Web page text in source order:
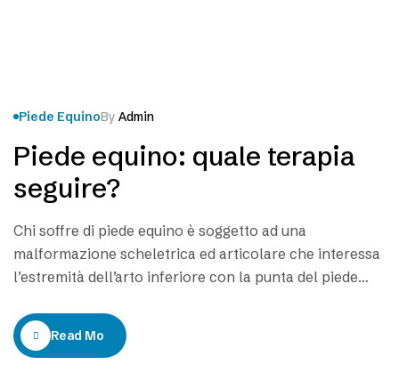
Piede EquinoBy Admin
Piede equino: quale terapia
seguire?
Chi soffre di piede equino è soggetto ad una
malformazione scheletrica ed articolare che interessa
l’estremità dell’arto inferiore con la punta del piede
patologia invalidante e che porta il soggetto a
camminare in maniera innaturale, appoggiando
Read More